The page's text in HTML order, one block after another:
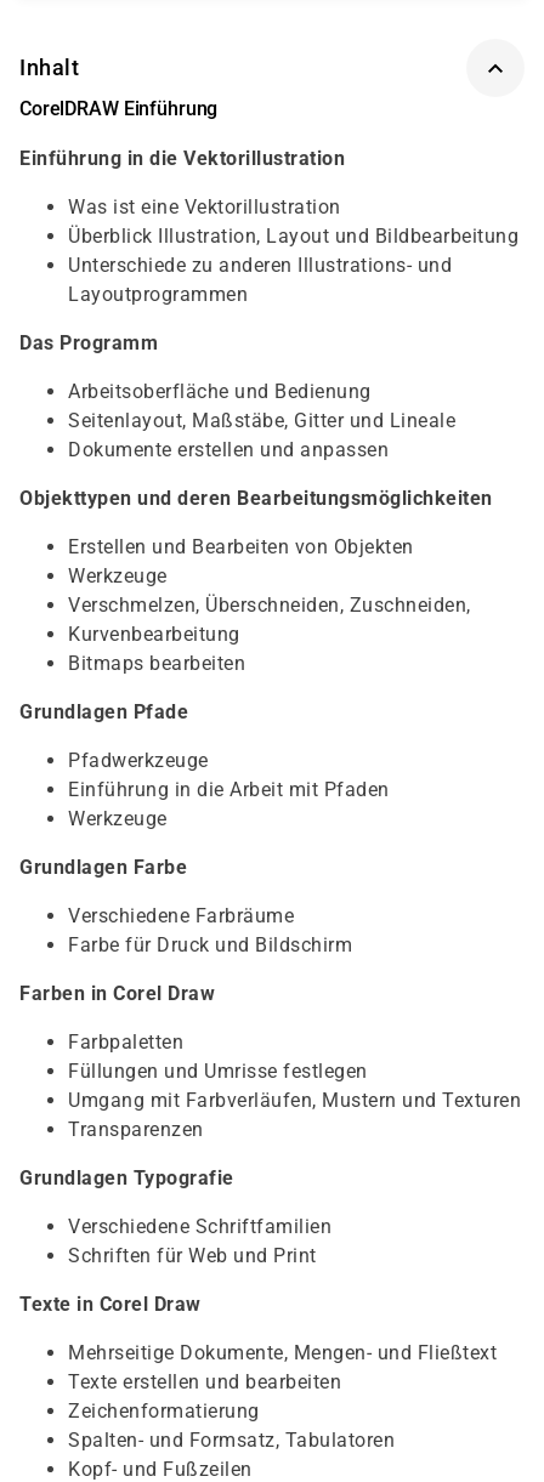
Inhalt
CorelDRAW Einführung
Einführung in die Vektorillustration
Was ist eine Vektorillustration
Überblick Illustration, Layout und Bildbearbeitung
Unterschiede zu anderen Illustrations- und
Layoutprogrammen
Das Programm
Arbeitsoberfläche und Bedienung
Seitenlayout, Maßstäbe, Gitter und Lineale
Dokumente erstellen und anpassen
Objekttypen und deren Bearbeitungsmöglichkeiten
Erstellen und Bearbeiten von Objekten
Werkzeuge
Verschmelzen, Überschneiden, Zuschneiden,
Kurvenbearbeitung
Bitmaps bearbeiten
Grundlagen Pfade
Pfadwerkzeuge
Einführung in die Arbeit mit Pfaden
Werkzeuge
Grundlagen Farbe
Verschiedene Farbräume
Farbe für Druck und Bildschirm
Farben in Corel Draw
Farbpaletten
Füllungen und Umrisse festlegen
Umgang mit Farbverläufen, Mustern und Texturen
Transparenzen
Grundlagen Typografie
Verschiedene Schriftfamilien
Schriften für Web und Print
Texte in Corel Draw
Mehrseitige Dokumente, Mengen- und Fließtext
Texte erstellen und bearbeiten
Zeichenformatierung
Spalten- und Formsatz, Tabulatoren
Kopf- und Fußzeilen